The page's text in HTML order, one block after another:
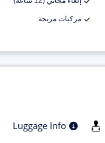
مركبات مريحة
Luggage Info